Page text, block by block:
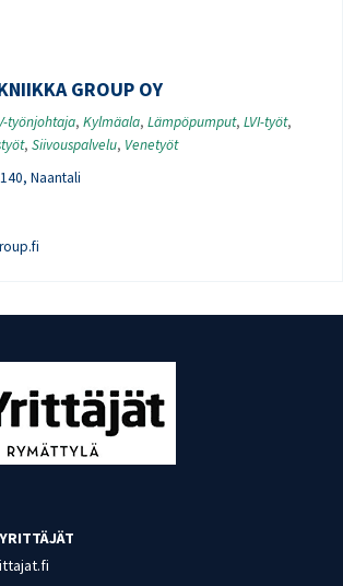
GROUP OY
työnjohtaja, Kylmäala, Lämpöpumput, LVI-työt,
, Siivouspalvelu, Venetyöt
Naantali